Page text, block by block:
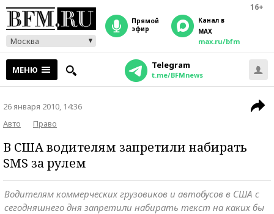
16+
Москва
прямой
эфир
Канал в
MAX
max.ru/bfm
МЕНЮ Telegram
t.me/BFMnews
26 января 2010, 14:36
Авто
Право
В США водителям запретили набирать
SMS за рулем
Водителям коммерческих грузовиков и автобусов в США с
сегодняшнего дня запретили набирать текст на каких бы